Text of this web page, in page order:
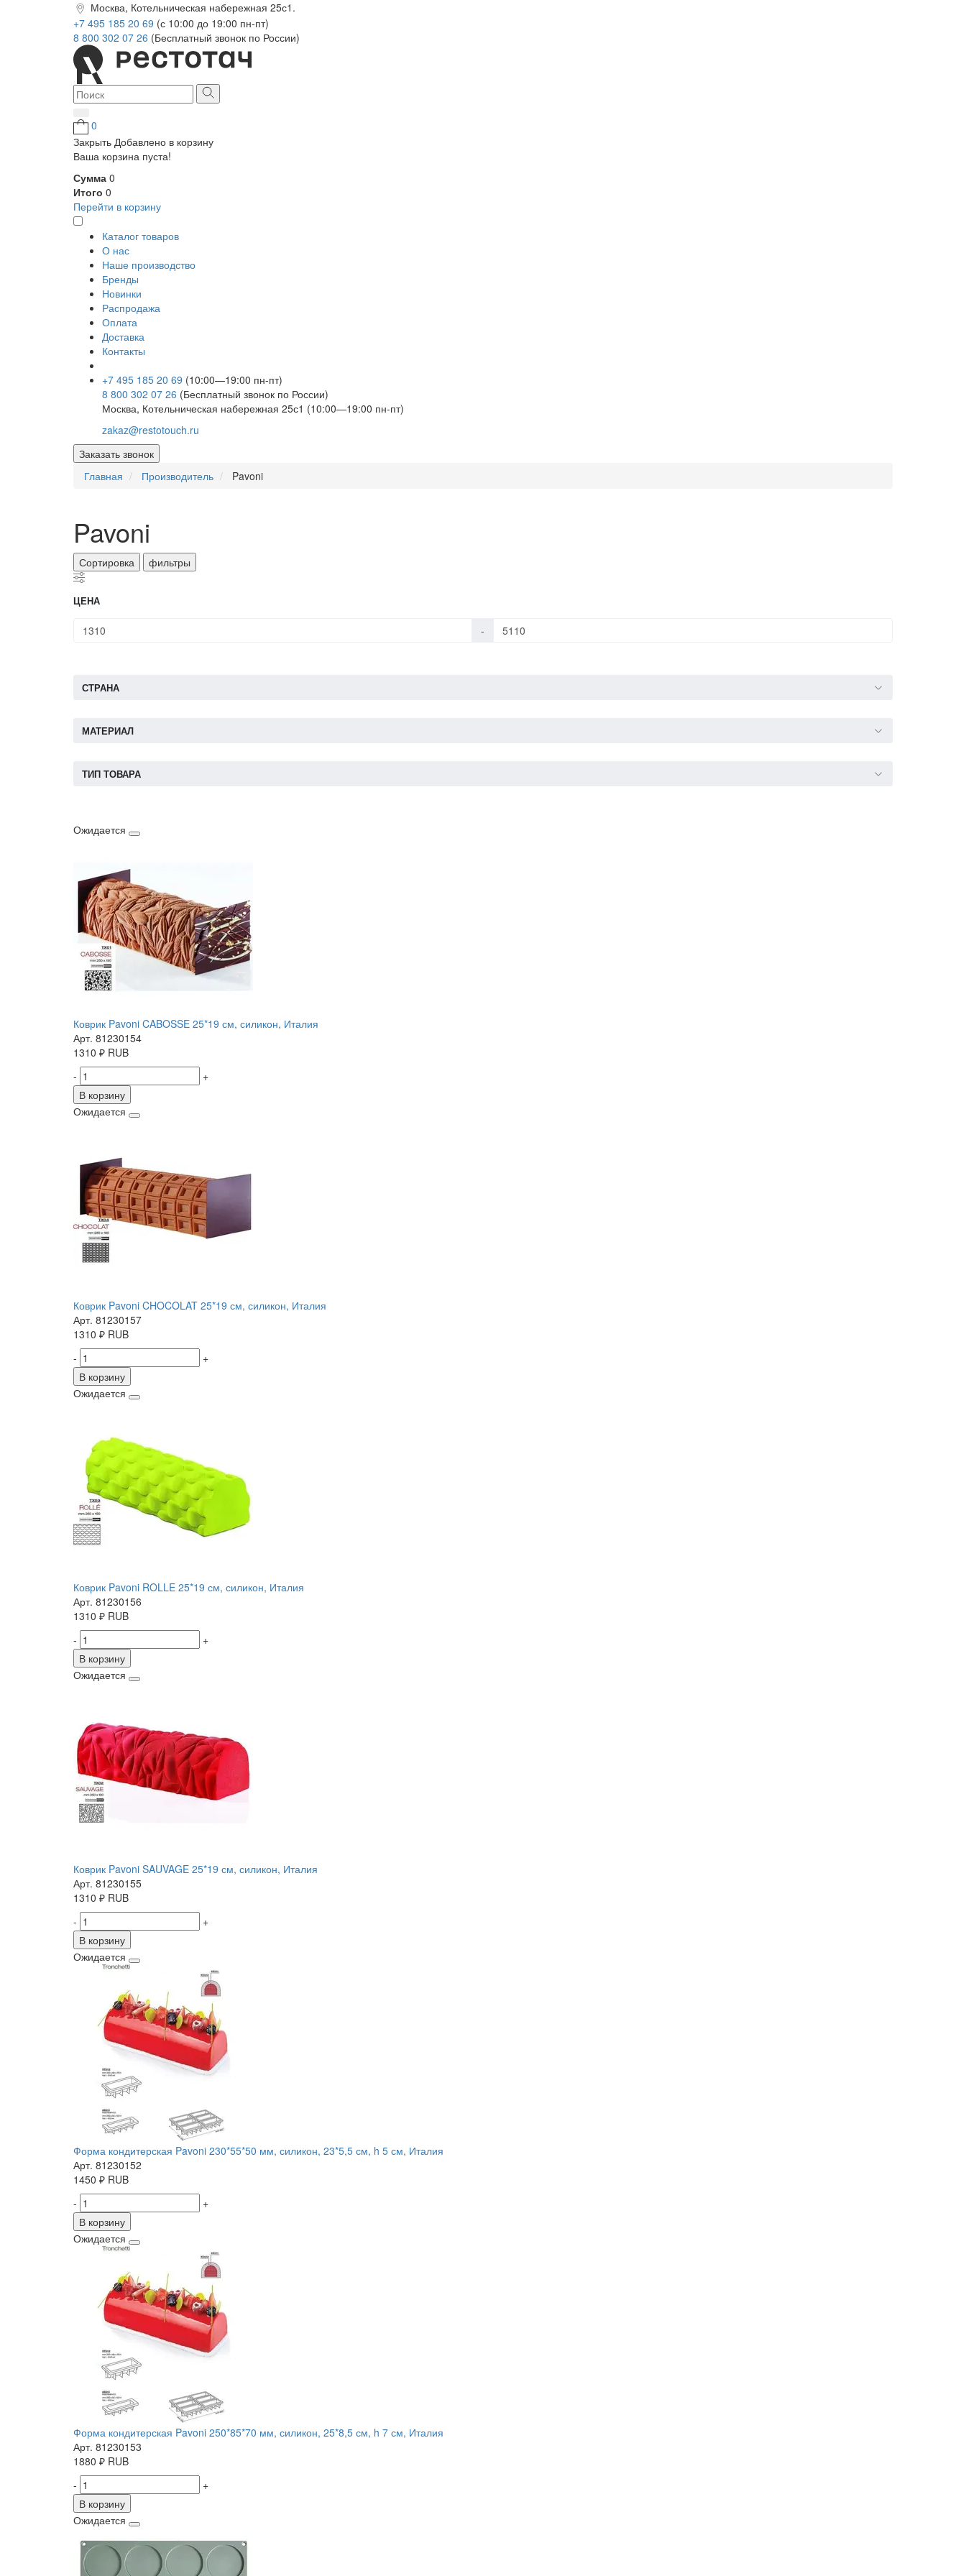
Москва, Котельническая набережная 25с1.
+7 495 185 20 69 (с 10:00 до 19:00 пн-пт)
8 800 302 07 26 (Бесплатный звонок по России)
0
Закрыть Добавлено в корзину
Ваша корзина пуста!
Сумма 0
Итого 0
Перейти в корзину
Каталог товаров
О нас
Наше производство
Бренды
Новинки
Распродажа
Оплата
Доставка
Контакты
+7 495 185 20 69 (10:00—19:00 пн-пт)
8 800 302 07 26 (Бесплатный звонок по России)
Москва, Котельническая набережная 25с1 (10:00—19:00 пн-пт)
zakaz@restotouch.ru
Заказать звонок
Главная
Производитель Pavoni
Pavoni
Сортировка фильтры
ЦЕНА
-
СТРАНА
МАТЕРИАЛ
ТИП ТОВАРА
Ожидается
Коврик Pavoni CABOSSE 25*19 см, силикон, Италия
Арт. 81230154
1310 ₽ RUB
-
+
В корзину
Ожидается
Коврик Pavoni CHOCOLAT 25*19 см, силикон, Италия
Арт. 81230157
1310 ₽ RUB
-
+
В корзину
Ожидается
Коврик Pavoni ROLLE 25*19 см, силикон, Италия
Арт. 81230156
1310 ₽ RUB
-
+
В корзину
Ожидается
Коврик Pavoni SAUVAGE 25*19 см, силикон, Италия
Арт. 81230155
1310 ₽ RUB
-
+
В корзину
Ожидается
Форма кондитерская Pavoni 230*55*50 мм, силикон, 23*5,5 см, h 5 см, Италия
Арт. 81230152
1450 ₽ RUB
-
+
В корзину
Ожидается
Форма кондитерская Pavoni 250*85*70 мм, силикон, 25*8,5 см, h 7 см, Италия
Арт. 81230153
1880 ₽ RUB
-
+
В корзину
Ожидается